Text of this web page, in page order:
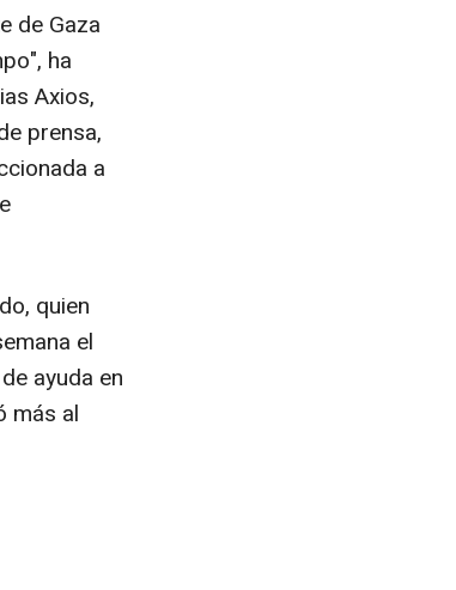
de Gaza
ha
Axios,
prensa,
a
quien
el
ayuda en
más al